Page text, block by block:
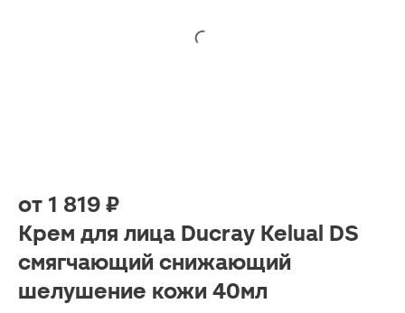
от 1 819 ₽
Крем для лица Ducray Kelual DS
смягчающий снижающий
шелушение кожи 40мл